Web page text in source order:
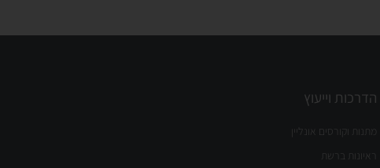
הדרכות וייעוץ
מתנות וקורסים אונליין
ראיונות ברשת